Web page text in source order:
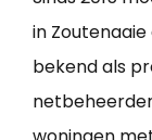
in
bekend als